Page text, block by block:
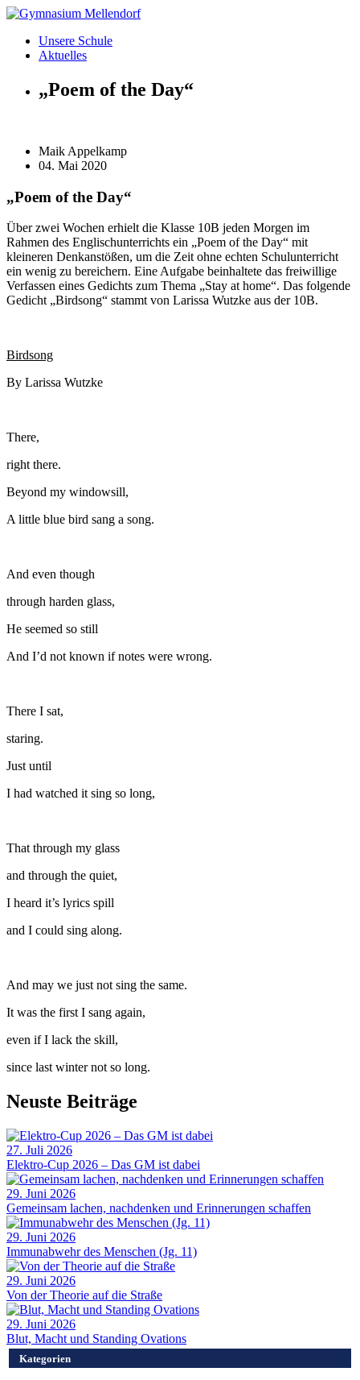
Zum
wechselnUnsere Schule
Aktuelles
„Poem of the Day“
Maik Appelkamp
04. Mai 2020
„Poem of the Day“
Über zwei Wochen erhielt die Klasse 10B jeden Morgen im
Rahmen des Englischunterrichts ein „Poem of the Day“ mit
kleineren Denkanstößen, um die Zeit ohne echten Schulunterricht
ein wenig zu bereichern. Eine Aufgabe beinhaltete das freiwillige
Verfassen eines Gedichts zum Thema „Stay at home“. Das folgende
Gedicht „Birdsong“ stammt von Larissa Wutzke aus der 10B.
Birdsong
By Larissa Wutzke
There,
right there.
Beyond my windowsill,
A little blue bird sang a song.
And even though
through harden glass,
He seemed so still
And I’d not known if notes were wrong.
There I sat,
staring.
Just until
I had watched it sing so long,
That through my glass
and through the quiet,
I heard it’s lyrics spill
and I could sing along.
And may we just not sing the same.
It was the first I sang again,
even if I lack the skill,
since last winter not so long.
Neuste Beiträge
27. Juli 2026
Elektro-Cup 2026 – Das GM ist dabei
29. Juni 2026
Gemeinsam lachen, nachdenken und Erinnerungen schaffen
29. Juni 2026
Immunabwehr des Menschen (Jg. 11)
29. Juni 2026
Von der Theorie auf die Straße
29. Juni 2026
Blut, Macht und Standing Ovations
Kategorien